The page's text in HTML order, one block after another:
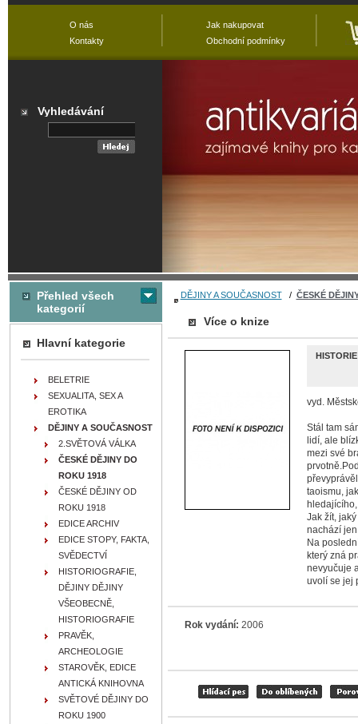
DĚJINY A SOUČASNOST/ ČESKÉ
Více o knize
vyd.
Stál tam
lidí, ale
mezi své
taoismu,
Jak žít,
nachází
Na
který zná
nevyučuje
uvolí se jej
Rok vydání: 2006
Přehled všech
kategorií
Hlavní kategorie
BELETRIE
SEXUALITA, SEX A
EROTIKA
DĚJINY A SOUČASNOST
2.SVĚTOVÁ VÁLKA
ČESKÉ DĚJINY DO
ROKU 1918
ČESKÉ DĚJINY OD
ROKU 1918
EDICE ARCHIV
EDICE STOPY, FAKTA,
SVĚDECTVÍ
HISTORIOGRAFIE,
DĚJINY DĚJINY
VŠEOBECNĚ,
HISTORIOGRAFIE
PRAVĚK,
ARCHEOLOGIE
STAROVĚK, EDICE
ANTICKÁ KNIHOVNA
SVĚTOVÉ DĚJINY DO
ROKU 1900
O nás
Kontakty
Jak nakupovat
Obchodní podmínky
Vyhledávání